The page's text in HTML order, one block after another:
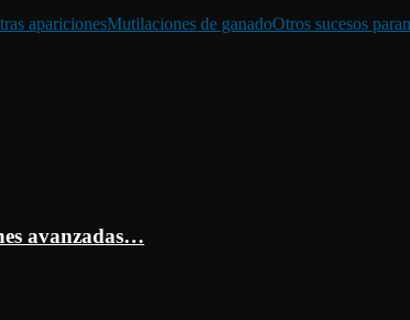
aparicionesMutilaciones de ganadoOtros sucesos
avanzadas…